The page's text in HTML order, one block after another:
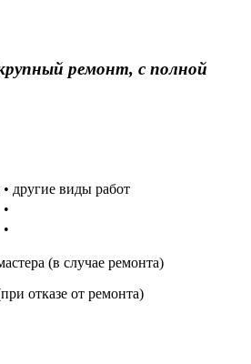
ремонт, с полной
• другие виды работ
•
•
(в случае ремонта)
отказе от ремонта)